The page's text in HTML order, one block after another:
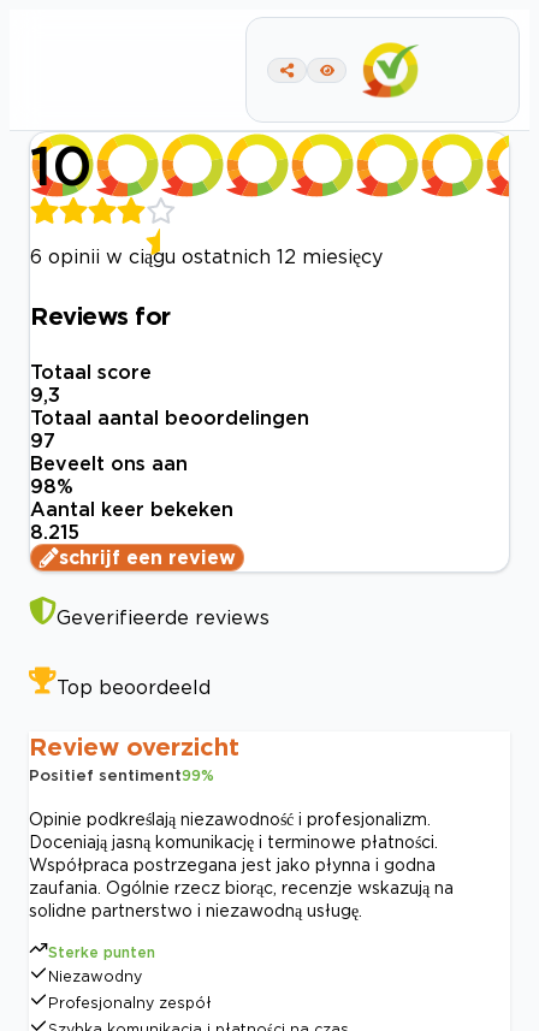
10
6 opinii w ciągu ostatnich 12 miesięcy
Reviews for
Totaal score
9,3
Totaal aantal beoordelingen
97
Beveelt ons aan
98%
Aantal keer bekeken
8.215
schrijf een review
Geverifieerde reviews
Top beoordeeld
Review overzicht
Positief sentiment99%
Opinie podkreślają niezawodność i profesjonalizm.
Doceniają jasną komunikację i terminowe płatności.
Współpraca postrzegana jest jako płynna i godna
zaufania. Ogólnie rzecz biorąc, recenzje wskazują na
solidne partnerstwo i niezawodną usługę.
Sterke punten
Niezawodny
Profesjonalny zespół